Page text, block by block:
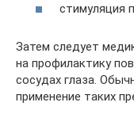
стимуляция
Затем следует
на профилактику
сосудах глаза.
применение таких